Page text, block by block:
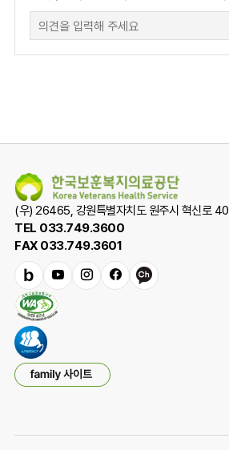
조사
폼
(우) 26465, 강원특별자치도 원주시 혁신로 40
TEL 033.749.3600
FAX 033.749.3601
밴
드
유
튜
브
인
페
카
패
밀
이